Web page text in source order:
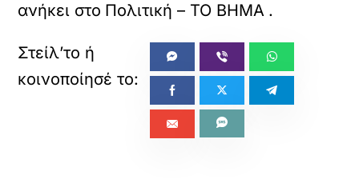
ανήκει στο Πολιτική – ΤΟ ΒΗΜΑ .